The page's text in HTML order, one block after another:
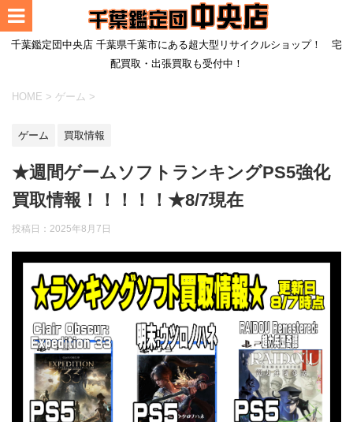
千葉鑑定団中央店 千葉県千葉市にある超大型リサイクルショップ！ 宅
配買取・出張買取も受付中！
HOME > ゲーム >
ゲーム 買取情報
★週間ゲームソフトランキングPS5強化
買取情報！！！！！★8/7現在
投稿日： 2025年8月7日